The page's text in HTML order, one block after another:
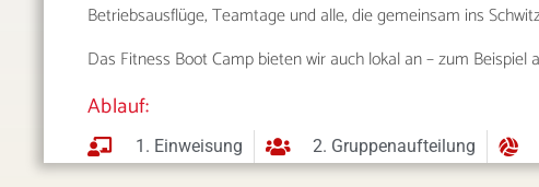
Betriebsausflüge, Teamtage und alle, die gemeinsam ins
Das Fitness Boot Camp bieten wir auch lokal an – zum Beispiel
Ablauf:
1. Einweisung 2. Gruppenaufteilung